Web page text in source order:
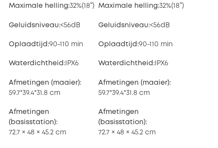
Maximale helling:32%(18°)
Geluidsniveau:<56dB
Oplaadtijd:90-110 min
Waterdichtheid: IPX6
Afmetingen (maaier):
59.7*39.4*31.8 cm
Afmetingen
(basisstation):
72.7 × 48 × 45.2 cm
Maximale helling:32%(18°)
Geluidsniveau:<56dB
Oplaadtijd:90-110 min
Waterdichtheid: IPX6
Afmetingen (maaier):
59.7*39.4*31.8 cm
Afmetingen
(basisstation):
72.7 × 48 × 45.2 cm